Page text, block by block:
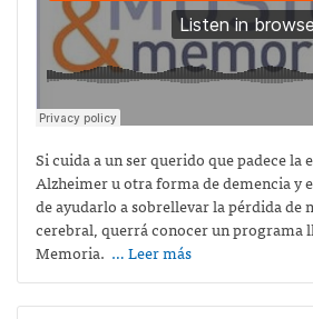
Si cuida a un ser querido que padece la
Alzheimer u otra forma de demencia y
de ayudarlo a sobrellevar la pérdida de
cerebral, querrá conocer un programa
Memoria. … Leer más